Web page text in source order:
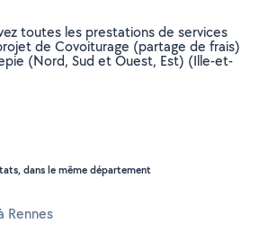
toutes les prestations de services
de Covoiturage (partage de frais)
(Nord, Sud et Ouest, Est) (Ille-et-
dans le même département
Rennes